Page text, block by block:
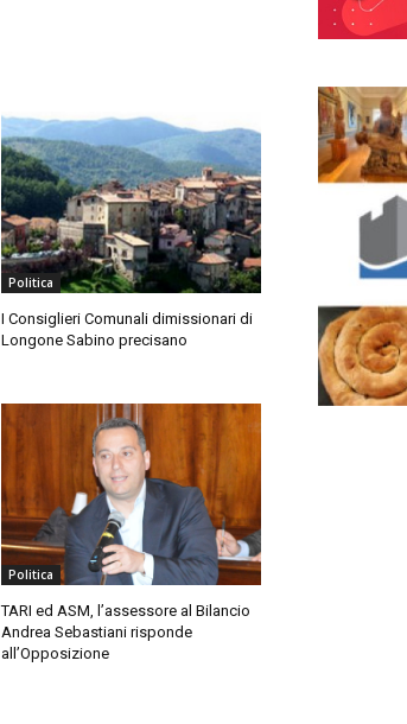
Politica
I Consiglieri Comunali dimissionari di
Longone Sabino precisano
Politica
TARI ed ASM, l’assessore al Bilancio
Andrea Sebastiani risponde
all’Opposizione